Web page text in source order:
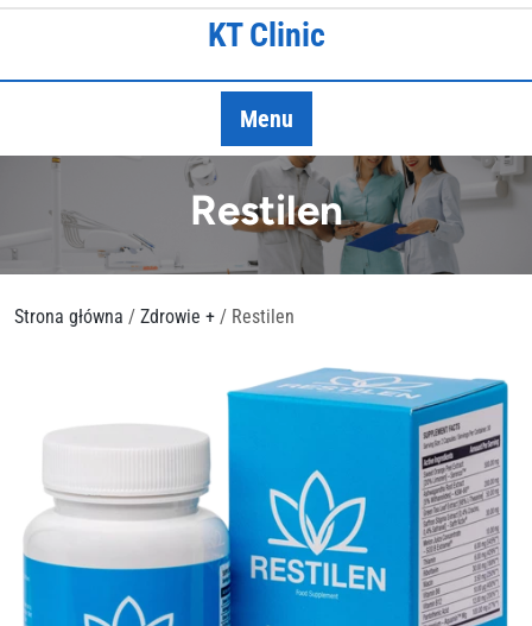
Skip
KT Clinic
Menu
Restilen
Strona główna / Zdrowie + / Restilen